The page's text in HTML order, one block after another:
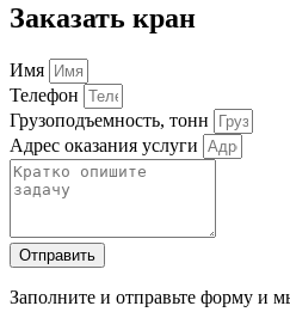
Заказать кран
Имя
Телефон
Грузоподъемность, тонн
Адрес оказания услуги
Отправить
Заполните и отправьте форму и